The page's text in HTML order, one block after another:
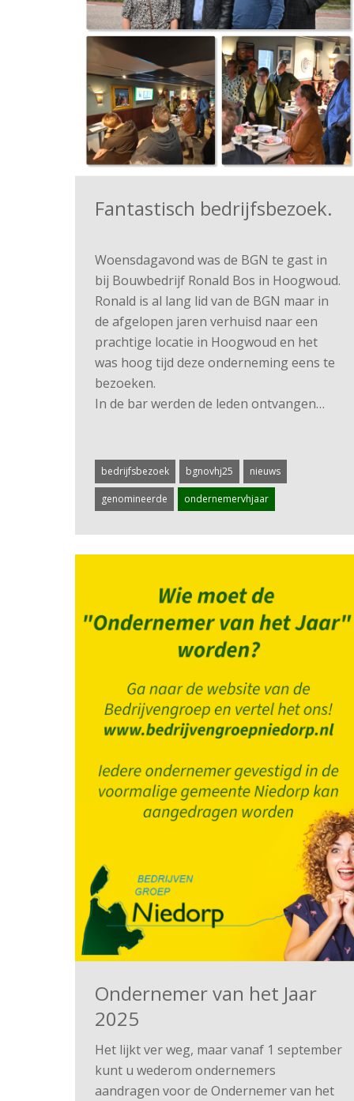
Fantastisch bedrijfsbezoek.
Woensdagavond was de BGN te gast in
bij Bouwbedrijf Ronald Bos in Hoogwoud.
Ronald is al lang lid van de BGN maar in
de afgelopen jaren verhuisd naar een
prachtige locatie in Hoogwoud en het
was hoog tijd deze onderneming eens te
bezoeken.
In de bar werden de leden ontvangen…
bedrijfsbezoek bgnovhj25 nieuws
genomineerde ondernemervhjaar
Ondernemer van het Jaar
2025
Het lijkt ver weg, maar vanaf 1 september
kunt u wederom ondernemers
aandragen voor de Ondernemer van het